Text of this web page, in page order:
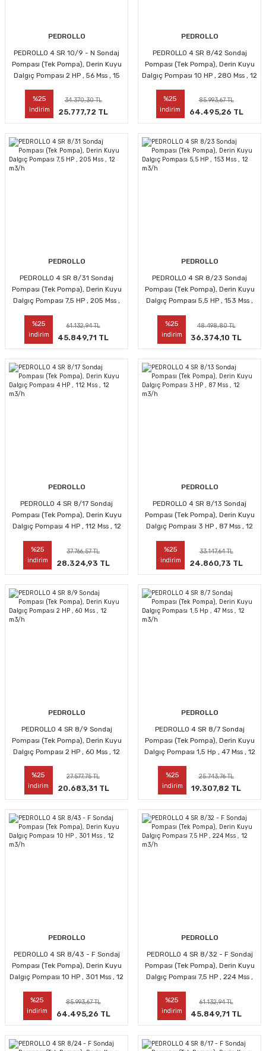
PEDROLLO
PEDROLLO 4 SR 10/9 - N Sondaj
Pompası (Tek Pompa), Derin Kuyu
Dalgıç Pompası 2 HP , 56 Mss , 15
%25
indirim
34.370,30 TL
25.777,72 TL
PEDROLLO
PEDROLLO 4 SR 8/42 Sondaj
Pompası (Tek Pompa), Derin Kuyu
Dalgıç Pompası 10 HP , 280 Mss , 12
%25
indirim
85.993,67 TL
64.495,26 TL
PEDROLLO
PEDROLLO 4 SR 8/31 Sondaj
Pompası (Tek Pompa), Derin Kuyu
Dalgıç Pompası 7,5 HP , 205 Mss ,
%25
indirim
61.132,94 TL
45.849,71 TL
PEDROLLO
PEDROLLO 4 SR 8/23 Sondaj
Pompası (Tek Pompa), Derin Kuyu
Dalgıç Pompası 5,5 HP , 153 Mss ,
%25
indirim
48.498,80 TL
36.374,10 TL
PEDROLLO
PEDROLLO 4 SR 8/17 Sondaj
Pompası (Tek Pompa), Derin Kuyu
Dalgıç Pompası 4 HP , 112 Mss , 12
%25
indirim
37.766,57 TL
28.324,93 TL
PEDROLLO
PEDROLLO 4 SR 8/13 Sondaj
Pompası (Tek Pompa), Derin Kuyu
Dalgıç Pompası 3 HP , 87 Mss , 12
%25
indirim
33.147,64 TL
24.860,73 TL
PEDROLLO
PEDROLLO 4 SR 8/9 Sondaj
Pompası (Tek Pompa), Derin Kuyu
Dalgıç Pompası 2 HP , 60 Mss , 12
%25
indirim
27.577,75 TL
20.683,31 TL
PEDROLLO
PEDROLLO 4 SR 8/7 Sondaj
Pompası (Tek Pompa), Derin Kuyu
Dalgıç Pompası 1,5 Hp , 47 Mss , 12
%25
indirim
25.743,76 TL
19.307,82 TL
PEDROLLO
PEDROLLO 4 SR 8/43 - F Sondaj
Pompası (Tek Pompa), Derin Kuyu
Dalgıç Pompası 10 HP , 301 Mss , 12
%25
indirim
85.993,67 TL
64.495,26 TL
PEDROLLO
PEDROLLO 4 SR 8/32 - F Sondaj
Pompası (Tek Pompa), Derin Kuyu
Dalgıç Pompası 7,5 HP , 224 Mss ,
%25
indirim
61.132,94 TL
45.849,71 TL